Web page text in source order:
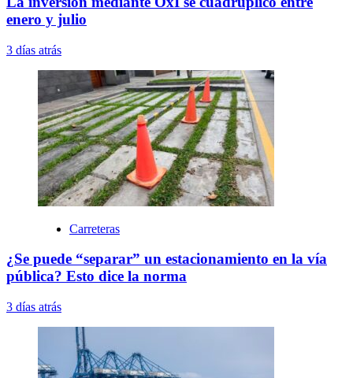
enero y julio
3 días atrás
Carreteras
¿Se puede “separar” un estacionamiento en la vía
pública? Esto dice la norma
3 días atrás